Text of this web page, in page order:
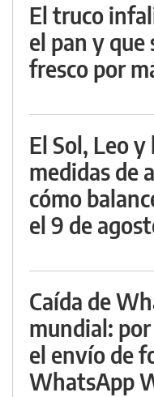
El truco
el pan y que
fresco por
El Sol, Leo
medidas de
cómo
el 9 de
Caída de
mundial:
el envío de
WhatsApp